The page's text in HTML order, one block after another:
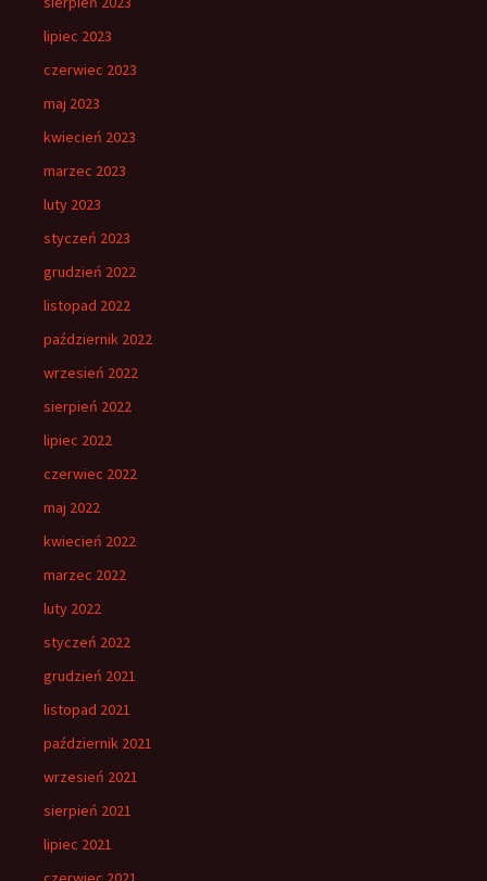
lipiec 2023
czerwiec 2023
maj 2023
kwiecień 2023
marzec 2023
luty 2023
styczeń 2023
grudzień 2022
listopad 2022
październik 2022
wrzesień 2022
sierpień 2022
lipiec 2022
czerwiec 2022
maj 2022
kwiecień 2022
marzec 2022
luty 2022
styczeń 2022
grudzień 2021
listopad 2021
październik 2021
wrzesień 2021
sierpień 2021
lipiec 2021